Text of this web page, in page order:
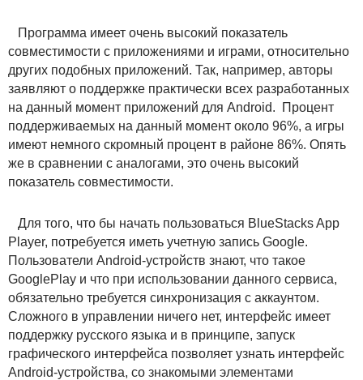
Программа имеет очень высокий показатель
совместимости с приложениями и играми, относительно
других подобных приложений. Так, например, авторы
заявляют о поддержке практически всех разработанных
на данный момент приложений для Android. Процент
поддерживаемых на данный момент около 96%, а игры
имеют немного скромный процент в районе 86%. Опять
же в сравнении с аналогами, это очень высокий
показатель совместимости.
Для того, что бы начать пользоваться BlueStacks App
Player, потребуется иметь учетную запись Google.
Пользователи Android-устройств знают, что такое
GooglePlay и что при использовании данного сервиса,
обязательно требуется синхронизация с аккаунтом.
Сложного в управлении ничего нет, интерфейс имеет
поддержку русского языка и в принципе, запуск
графического интерфейса позволяет узнать интерфейс
Android-устройства, со знакомыми элементами